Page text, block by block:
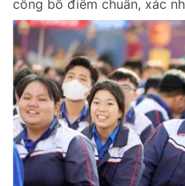
công bố điểm chuẩn, xác